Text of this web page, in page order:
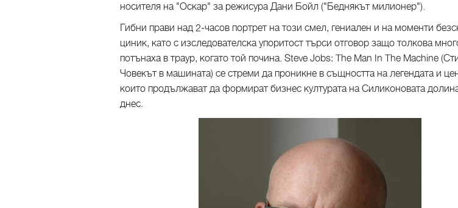
носителя на "Оскар" за режисура Дани Бойл ("Беднякът милионер").
Гибни прави над 2-часов портрет на този смел, гениален и на моменти
циник, като с изследователска упоритост търси отговор защо толкова
потънаха в траур, когато той почина. Steve Jobs: The Man In The Machine
Човекът в машината) се стреми да проникне в същността на легендата и
които продължават да формират бизнес културата на Силиконовата
днес.